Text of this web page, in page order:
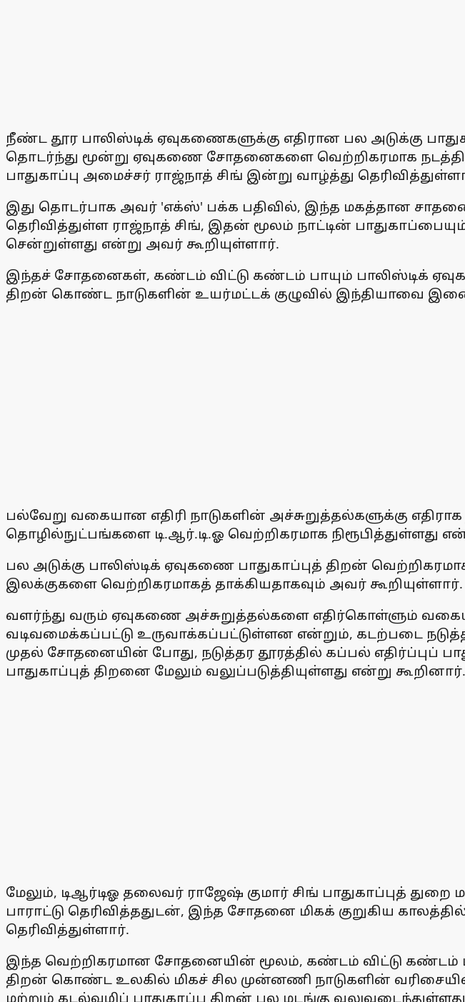
நீண்ட தூர பாலிஸ்டிக் ஏவுகணைகளுக்கு எதிரான பல அடுக்கு
தொடர்ந்து மூன்று ஏவுகணை சோதனைகளை வெற்றிகரமாக நடத்திய
பாதுகாப்பு அமைச்சர் ராஜ்நாத் சிங் இன்று வாழ்த்து
இது தொடர்பாக அவர் 'எக்ஸ்' பக்க பதிவில், இந்த மகத்தான
தெரிவித்துள்ள ராஜ்நாத் சிங், இதன் மூலம் நாட்டின்
சென்றுள்ளது என்று அவர் கூறியுள்ளார்.
இந்தச் சோதனைகள், கண்டம் விட்டு கண்டம் பாயும் பாலிஸ்டிக்
திறன் கொண்ட நாடுகளின் உயர்மட்டக் குழுவில் இந்தியாவை
பல்வேறு வகையான எதிரி நாடுகளின் அச்சுறுத்தல்களுக்கு
தொழில்நுட்பங்களை டி.ஆர்.டி.ஓ வெற்றிகரமாக நிரூபித்துள்ளது
பல அடுக்கு பாலிஸ்டிக் ஏவுகணை பாதுகாப்புத் திறன்
இலக்குகளை வெற்றிகரமாகத் தாக்கியதாகவும் அவர் கூறியுள்ளார்.
வளர்ந்து வரும் ஏவுகணை அச்சுறுத்தல்களை எதிர்கொள்ளும்
வடிவமைக்கப்பட்டு உருவாக்கப்பட்டுள்ளன என்றும், கடற்படை
முதல் சோதனையின் போது, நடுத்தர தூரத்தில் கப்பல் எதிர்ப்புப்
பாதுகாப்புத் திறனை மேலும் வலுப்படுத்தியுள்ளது என்று கூறினார்.
மேலும், டிஆர்டிஓ தலைவர் ராஜேஷ் குமார் சிங் பாதுகாப்புத்
பாராட்டு தெரிவித்ததுடன், இந்த சோதனை மிகக் குறுகிய
தெரிவித்துள்ளார்.
இந்த வெற்றிகரமான சோதனையின் மூலம், கண்டம் விட்டு கண்டம்
திறன் கொண்ட உலகில் மிகச் சில முன்னணி நாடுகளின்
மற்றும் கடல்வழிப் பாதுகாப்பு திறன் பல மடங்கு